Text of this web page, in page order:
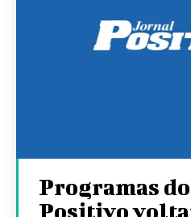
Programas
Positivo